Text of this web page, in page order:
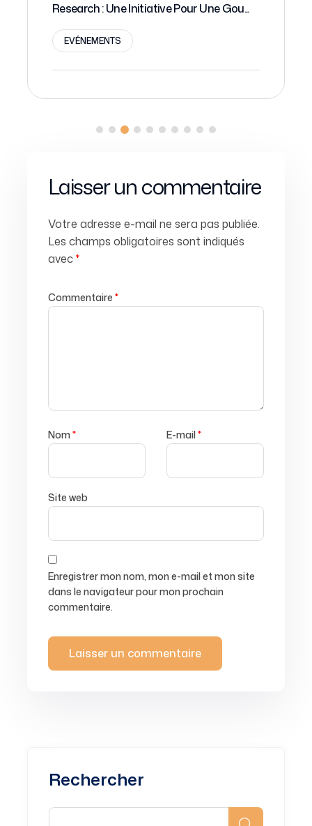
Research : Une Initiative Pour Une Gou...
EVÉNEMENTS
Laisser un commentaire
Votre adresse e-mail ne sera pas publiée.
Les champs obligatoires sont indiqués
avec*
Commentaire *
Nom* E-mail*
Site web
Enregistrer mon nom, mon e-mail et mon site
dans le navigateur pour mon prochain
commentaire.
Rechercher